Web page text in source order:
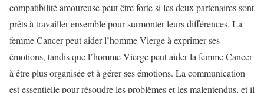
compatibilité amoureuse peut être forte si les deux partenaires sont
prêts à travailler ensemble pour surmonter leurs différences. La
femme Cancer peut aider l’homme Vierge à exprimer ses
émotions, tandis que l’homme Vierge peut aider la femme Cancer
à être plus organisée et à gérer ses émotions. La communication
est essentielle pour résoudre les problèmes et les malentendus, et il